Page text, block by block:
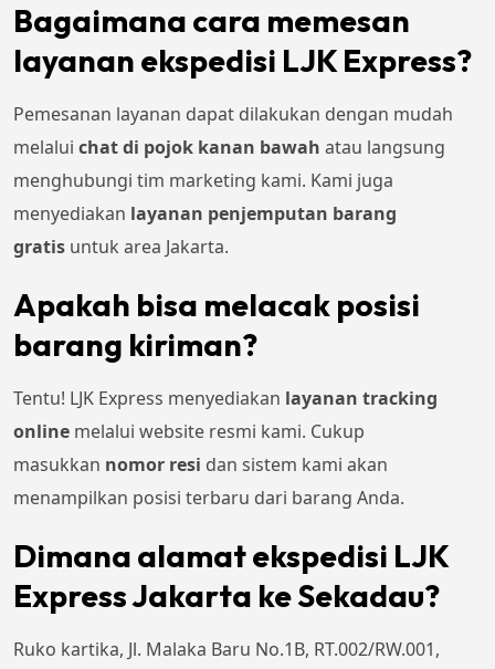
Bagaimana cara memesan
layanan ekspedisi LJK Express?
Pemesanan layanan dapat dilakukan dengan mudah
melalui chat di pojok kanan bawah atau langsung
menghubungi tim marketing kami. Kami juga
menyediakan layanan penjemputan barang
gratis untuk area Jakarta.
Apakah bisa melacak posisi
barang kiriman?
Tentu! LJK Express menyediakan layanan tracking
online melalui website resmi kami. Cukup
masukkan nomor resi dan sistem kami akan
menampilkan posisi terbaru dari barang Anda.
Dimana alamat ekspedisi LJK
Express Jakarta ke Sekadau?
Ruko kartika, Jl. Malaka Baru No.1B, RT.002/RW.001,